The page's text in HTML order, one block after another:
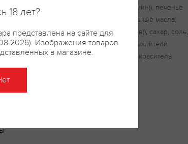
пищевая добавка-краситель (кармин)), печенье
пшеничная, жир кондитерский ((растительные масла,
(концентрат смеси токоферолов)), сахар, соль,
порошок, молоко сухое цельное, разрыхлители
E500ii), комплексная пищевая добавка-краситель
эмульгатор (с
18 лет?
представлена на сайте для
Изображения товаров
в магазине.